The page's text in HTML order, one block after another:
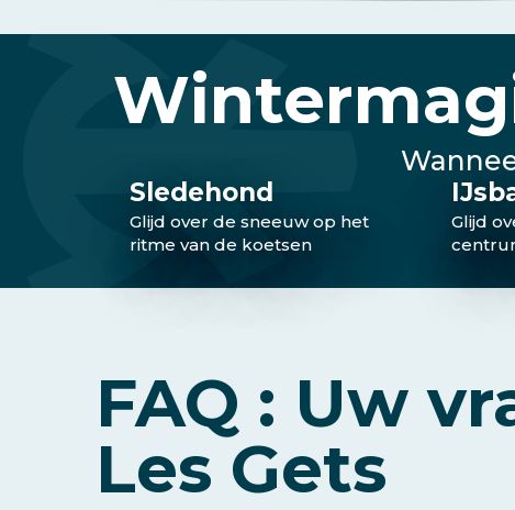
Bekijk de nieuwste headliners
Sledehond
Glijd over de sneeuw op het
ritme van de koetsen
Glijd
FAQ : Uw
Les Gets